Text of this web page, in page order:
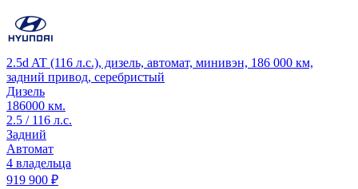
2.5d AT (116 л.с.), дизель, автомат, минивэн, 186 000 км,
задний привод, серебристый
Дизель
186000 км.
2.5 / 116 л.с.
Задний
Автомат
4 владельца
919 900 ₽